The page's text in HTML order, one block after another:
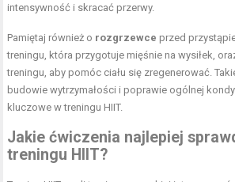
intensywność i skracać przerwy.
Pamiętaj również o rozgrzewce przed
treningu, która przygotuje mięśnie na wysiłek,
treningu, aby pomóc ciału się zregenerować.
budowie wytrzymałości i poprawie ogólnej
kluczowe w treningu HIIT.
Jakie ćwiczenia najlepiej
treningu HIIT?